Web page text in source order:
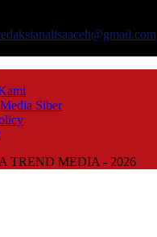
Siber
TREND MEDIA - 2026